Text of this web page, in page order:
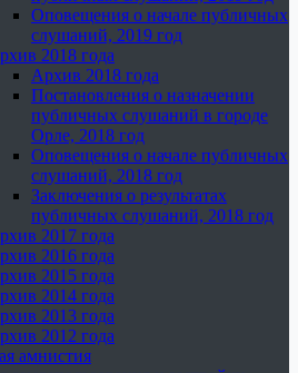
Оповещения о начале публичных
слушаний, 2019 год
2018 года
Архив 2018 года
Постановления о назначении
публичных слушаний в городе
Орле, 2018 год
Оповещения о начале публичных
слушаний, 2018 год
Заключения о результатах
публичных слушаний, 2018 год
2017 года
2016 года
2015 года
2014 года
2013 года
2012 года
амнистия